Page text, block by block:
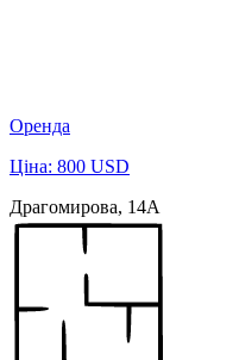
Оренда
Ціна: 800 USD
Драгомирова, 14А